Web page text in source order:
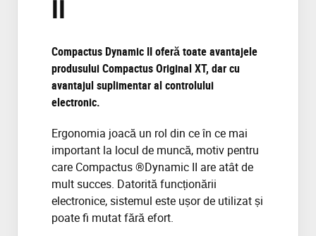
II
Compactus Dynamic II oferă toate avantajele
produsului Compactus Original XT, dar cu
avantajul suplimentar al controlului
electronic.
Ergonomia joacă un rol din ce în ce mai
important la locul de muncă, motiv pentru
care Compactus ®Dynamic II are atât de
mult succes. Datorită funcționării
electronice, sistemul este ușor de utilizat și
poate fi mutat fără efort.